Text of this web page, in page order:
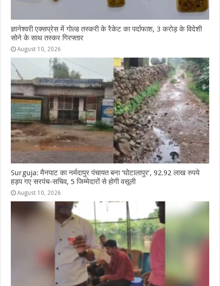
ज्ञानेश्वरी एक्सप्रेस में गोल्ड तस्करी के रैकेट का पर्दाफाश, 3 करोड़ के विदेशी
सोने के साथ तस्कर गिरफ्तार
August 10, 2026
Surguja: मैनपाट का नर्मदापुर पंचायत बना ‘घोटालापुर’, 92.92 लाख रुपये
हड़प गए सरपंच-सचिव, 5 जिम्मेदारों से होगी वसूली
August 10, 2026